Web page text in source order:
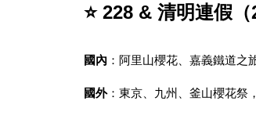
⭐ 228 & 清明連假（
國內 ：阿里山櫻花、嘉義鐵道之
國外：東京、九州、釜山櫻花祭